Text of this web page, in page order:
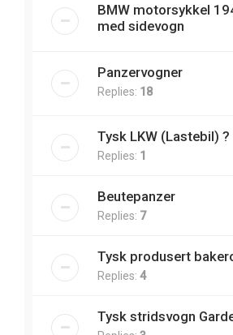
BMW motorsykkel
med sidevogn
Panzervogner
Replies: 18
Tysk LKW (Lastebil) ?
Replies: 1
Beutepanzer
Replies: 7
Tysk produsert
Replies: 4
Tysk stridsvogn